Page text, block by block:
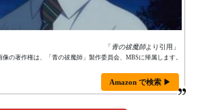
「青の祓魔師より引用」
像の著作権は、「青の祓魔師」製作委員会、MBSに帰属します。
Amazon で検索 ▶